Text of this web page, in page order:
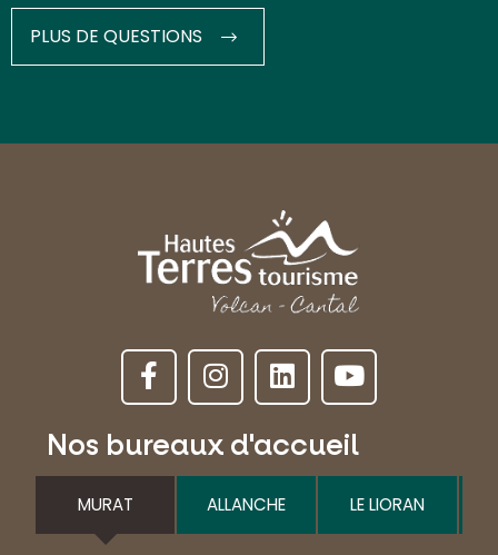
PLUS DE QUESTIONS
Nos bureaux d'accueil
MURAT ALLANCHE LE LIORAN